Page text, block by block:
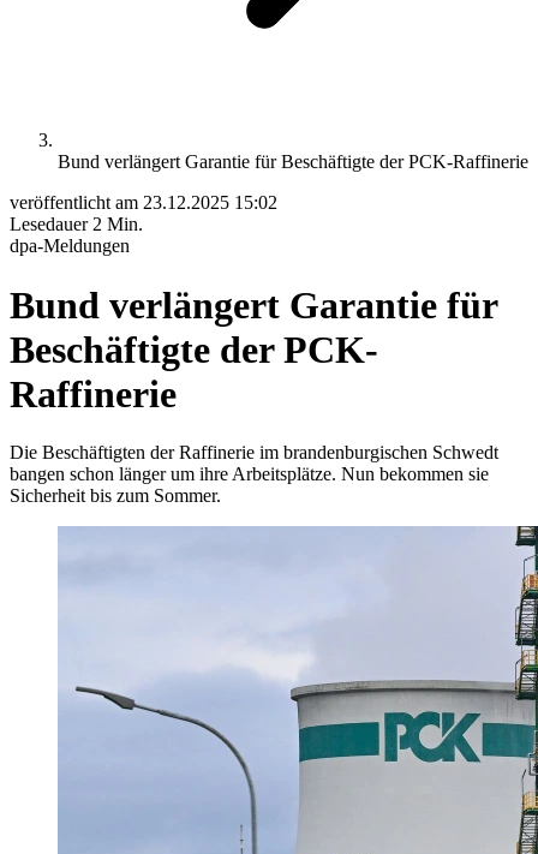
Bund verlängert Garantie für Beschäftigte der PCK-Raffinerie
veröffentlicht am 23.12.2025 15:02
Lesedauer 2 Min.
dpa-Meldungen
Bund verlängert Garantie für
Beschäftigte der PCK-
Raffinerie
Die Beschäftigten der Raffinerie im brandenburgischen Schwedt
bangen schon länger um ihre Arbeitsplätze. Nun bekommen sie
Sicherheit bis zum Sommer.